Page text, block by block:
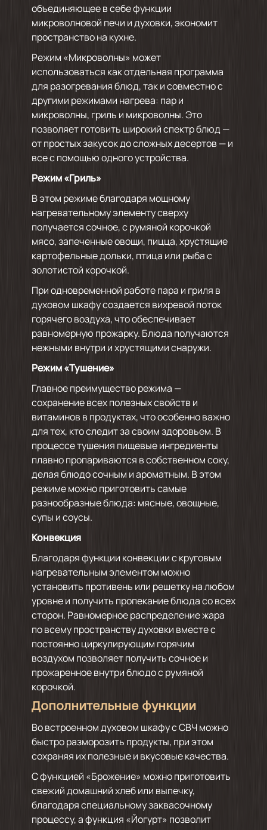
объединяющее в себе функции
микроволновой печи и духовки, экономит
пространство на кухне.
Режим «Микроволны» может
использоваться как отдельная программа
для разогревания блюд, так и совместно с
другими режимами нагрева: пар и
микроволны, гриль и микроволны. Это
позволяет готовить широкий спектр блюд —
от простых закусок до сложных десертов — и
все с помощью одного устройства.
Режим «Гриль»
В этом режиме благодаря мощному
нагревательному элементу сверху
получается сочное, с румяной корочкой
мясо, запеченные овощи, пицца, хрустящие
картофельные дольки, птица или рыба с
золотистой корочкой.
При одновременной работе пара и гриля в
духовом шкафу создается вихревой поток
горячего воздуха, что обеспечивает
равномерную прожарку. Блюда получаются
нежными внутри и хрустящими снаружи.
Режим «Тушение»
Главное преимущество режима —
сохранение всех полезных свойств и
витаминов в продуктах, что особенно важно
для тех, кто следит за своим здоровьем. В
процессе тушения пищевые ингредиенты
плавно пропариваются в собственном соку,
делая блюдо сочным и ароматным. В этом
режиме можно приготовить самые
разнообразные блюда: мясные, овощные,
супы и соусы.
Конвекция
Благодаря функции конвекции с круговым
нагревательным элементом можно
установить противень или решетку на любом
уровне и получить пропекание блюда со всех
сторон. Равномерное распределение жара
по всему пространству духовки вместе с
постоянно циркулирующим горячим
воздухом позволяет получить сочное и
прожаренное внутри блюдо с румяной
корочкой.
Дополнительные функции
Во встроенном духовом шкафу с СВЧ можно
быстро разморозить продукты, при этом
сохраняя их полезные и вкусовые качества.
С функцией «Брожение» можно приготовить
свежий домашний хлеб или выпечку,
благодаря специальному заквасочному
процессу, а функция «Йогурт» позволит